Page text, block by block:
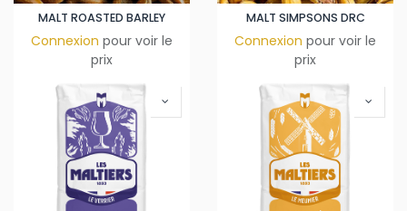
MALT ROASTED BARLEY
Connexion pour voir le
prix
MALT SIMPSONS DRC
Connexion pour voir le
prix